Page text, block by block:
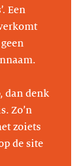
Een
dan denk
Zo’n
zoiets
de site